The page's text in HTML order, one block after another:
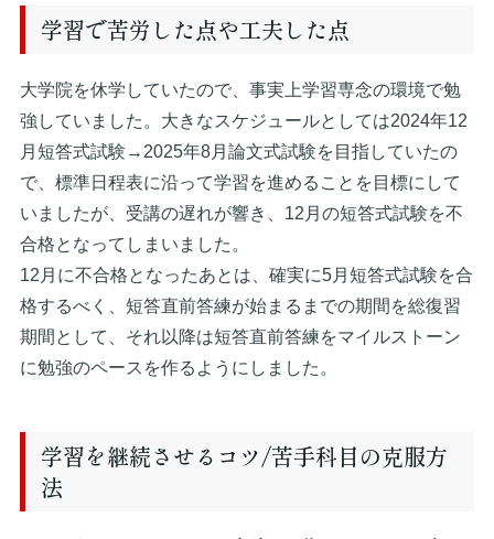
学習で苦労した点や工夫した点
大学院を休学していたので、事実上学習専念の環境で勉
強していました。大きなスケジュールとしては2024年12
月短答式試験→2025年8月論文式試験を目指していたの
で、標準日程表に沿って学習を進めることを目標にして
いましたが、受講の遅れが響き、12月の短答式試験を不
合格となってしまいました。
12月に不合格となったあとは、確実に5月短答式試験を合
格するべく、短答直前答練が始まるまでの期間を総復習
期間として、それ以降は短答直前答練をマイルストーン
に勉強のペースを作るようにしました。
学習を継続させるコツ/苦手科目の克服方
法